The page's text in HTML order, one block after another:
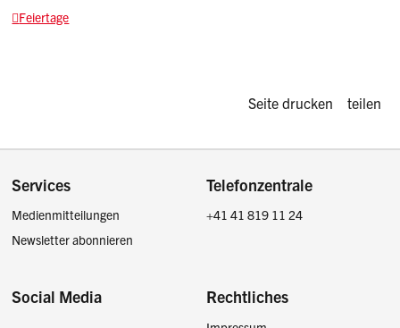
Feiertage
Diese Seite
Seite drucken teilen
Footer
Services
Medienmitteilungen
Newsletter abonnieren
Telefonzentrale
+41 41 819 11 24
Social Media Rechtliches